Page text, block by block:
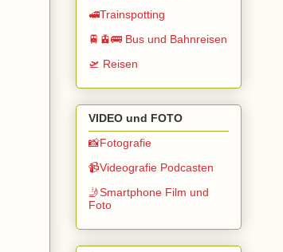
🚅Trainspotting
🚆🚊🚌 Bus und Bahnreisen
🛫 Reisen
VIDEO und FOTO
📸Fotografie
📹Videografie Podcasten
🤳Smartphone Film und
Foto